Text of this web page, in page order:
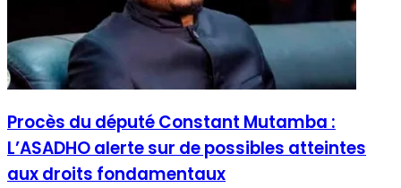
Procès du député Constant Mutamba :
L’ASADHO alerte sur de possibles atteintes
aux droits fondamentaux